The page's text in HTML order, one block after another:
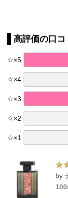
高評価の口コ
☆×5
☆×4
☆×3
☆×2
☆×1
by